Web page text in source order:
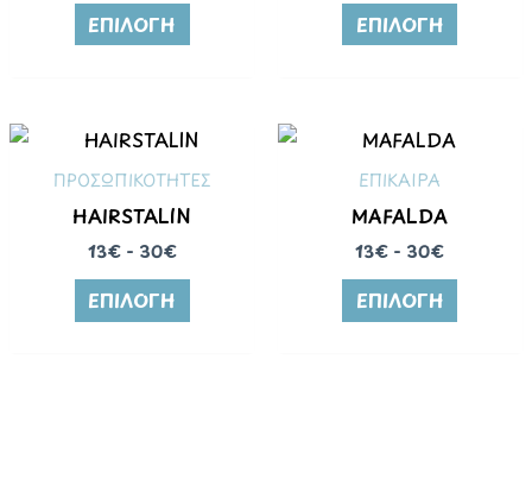
ΕΠΙΛΟΓΉ ΕΠΙΛΟΓΉ
ΠΡΟΣΩΠΙΚΟΤΗΤΕΣ
HAIRSTALIN
13€ - 30€
ΕΠΙΛΟΓΉ
ΕΠΙΚΑΙΡΑ
MAFALDA
13€ - 30€
ΕΠΙΛΟΓΉ